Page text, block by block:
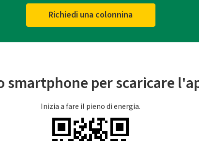
Richiedi una colonnina
smartphone per scaricare
Inizia a fare il pieno di energia.